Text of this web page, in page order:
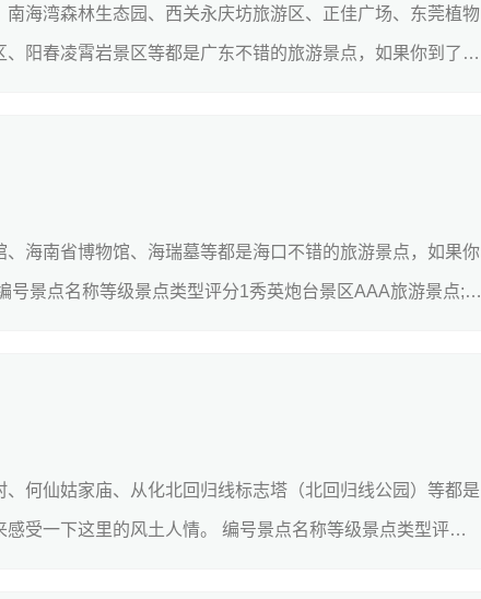
海湾森林生态园、西关永庆坊旅游区、正佳广场、东莞植物
阳春凌霄岩景区等都是广东不错的旅游景点，如果你到了广
海南省博物馆、海瑞墓等都是海口不错的旅游景点，如果你
号景点名称等级景点类型评分1秀英炮台景区AAA旅游景点;文
何仙姑家庙、从化北回归线标志塔（北回归线公园）等都是
受一下这里的风土人情。 编号景点名称等级景点类型评分1